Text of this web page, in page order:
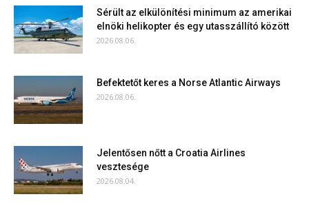
Sérült az elkülönítési minimum az amerikai
elnöki helikopter és egy utasszállító között
2026.08.06.
Befektetőt keres a Norse Atlantic Airways
2026.08.06.
Jelentősen nőtt a Croatia Airlines
vesztesége
2026.08.04.